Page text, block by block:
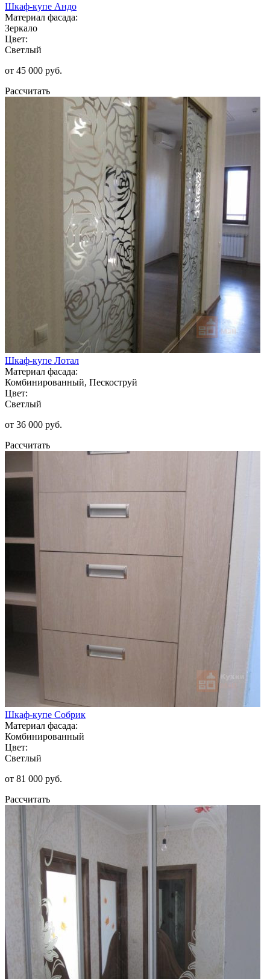
Шкаф-купе Андо
Материал фасада:
Зеркало
Цвет:
Светлый
от 45 000 руб.
Рассчитать
Шкаф-купе Лотал
Материал фасада:
Комбинированный, Пескоструй
Цвет:
Светлый
от 36 000 руб.
Рассчитать
Шкаф-купе Собрик
Материал фасада:
Комбинированный
Цвет:
Светлый
от 81 000 руб.
Рассчитать